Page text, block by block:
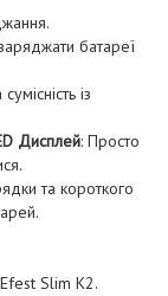
батареї
із
Дисплей: Просто
та короткого
Slim K2.